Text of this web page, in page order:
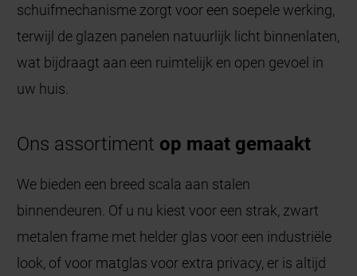
schuifmechanisme zorgt voor een soepele werking,
terwijl de glazen panelen natuurlijk licht binnenlaten,
wat bijdraagt aan een ruimtelijk en open gevoel in
uw huis.
Ons assortiment op maat gemaakt
We bieden een breed scala aan stalen
binnendeuren. Of u nu kiest voor een strak, zwart
metalen frame met helder glas voor een industriële
look, of voor matglas voor extra privacy, er is altijd